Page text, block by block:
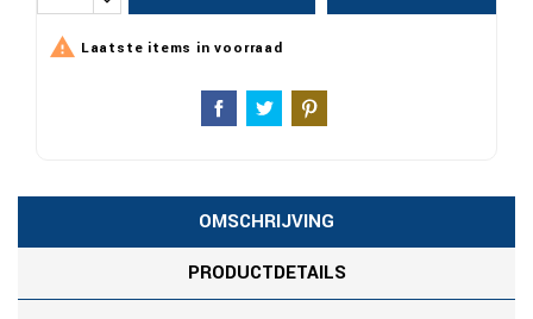
 Laatste items in voorraad
OMSCHRIJVING
PRODUCTDETAILS